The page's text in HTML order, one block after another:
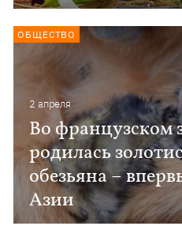
2 апреля
Во французском
родилась
обезьяна –
Азии
ОБЩЕСТВО